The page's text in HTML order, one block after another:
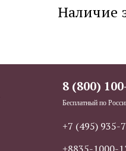
Наличие
8 (800)
Бесплатный по
+7 (495) 935-